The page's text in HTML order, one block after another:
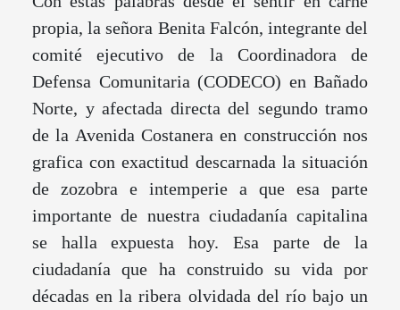
propia, la señora Benita Falcón, integrante del
comité ejecutivo de la Coordinadora de
Defensa Comunitaria (CODECO) en Bañado
Norte, y afectada directa del segundo tramo
de la Avenida Costanera en construcción nos
grafica con exactitud descarnada la situación
de zozobra e intemperie a que esa parte
importante de nuestra ciudadanía capitalina
se halla expuesta hoy. Esa parte de la
ciudadanía que ha construido su vida por
décadas en la ribera olvidada del río bajo un